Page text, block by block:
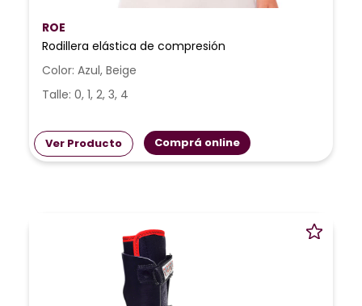
ROE
Rodillera elástica de compresión
Color: Azul, Beige
Talle: 0, 1, 2, 3, 4
Ver Producto Comprá online